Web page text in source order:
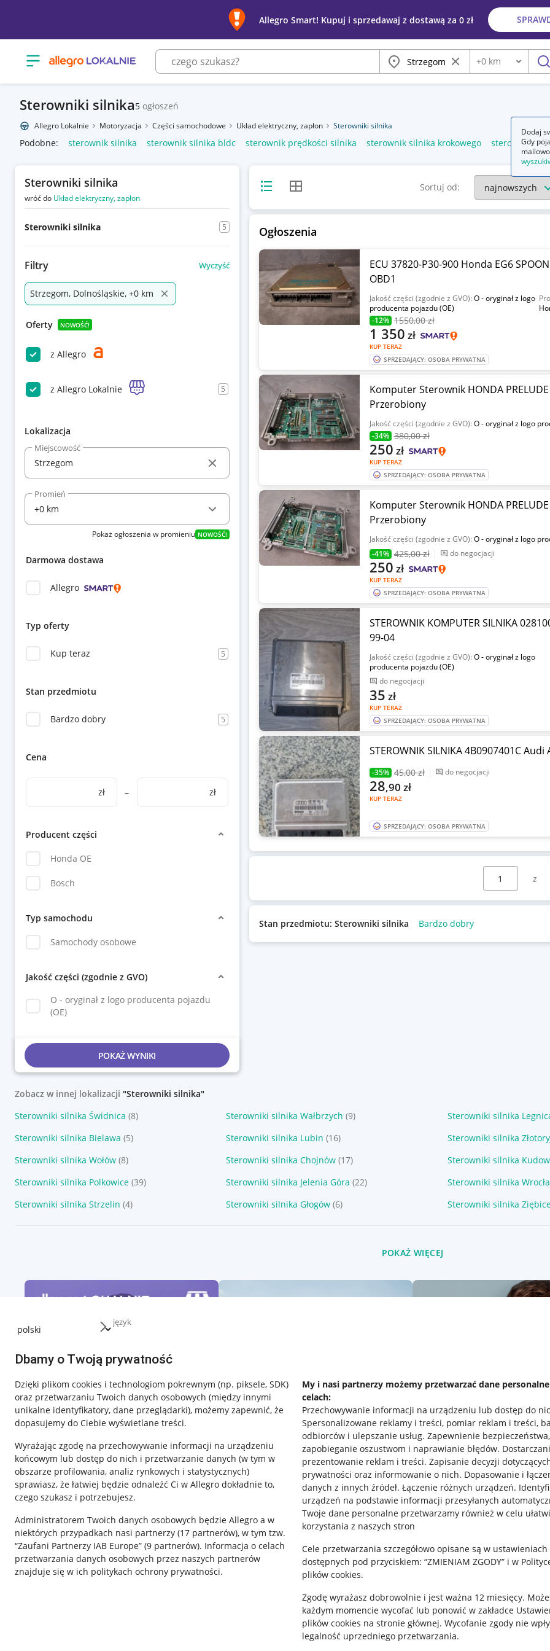
język
Dbamy o Twoją prywatność
Dzięki plikom cookies i technologiom pokrewnym (np. piksele, SDK)
oraz przetwarzaniu Twoich danych osobowych (między innymi
unikalne identyfikatory, dane przeglądarki), możemy zapewnić, że
dopasujemy do Ciebie wyświetlane treści.
Wyrażając zgodę na przechowywanie informacji na urządzeniu
końcowym lub dostęp do nich i przetwarzanie danych (w tym w
obszarze profilowania, analiz rynkowych i statystycznych)
sprawiasz, że łatwiej będzie odnaleźć Ci w Allegro dokładnie to,
czego szukasz i potrzebujesz.
Administratorem Twoich danych osobowych będzie Allegro a w
niektórych przypadkach nasi partnerzy (17 partnerów), w tym tzw.
“Zaufani Partnerzy IAB Europe” (9 partnerów). Informacja o celach
przetwarzania danych osobowych przez naszych partnerów
znajduje się w ich politykach ochrony prywatności.
My i nasi partnerzy możemy przetwarzać dane
celach:
Przechowywanie informacji na urządzeniu lub dostęp do
Spersonalizowane reklamy i treści, pomiar reklam i treści,
odbiorców i ulepszanie usług. Zapewnienie bezpieczeństwa,
zapobieganie oszustwom i naprawianie błędów.
prezentowanie reklam i treści. Zapisanie decyzji
prywatności oraz informowanie o nich. Dopasowanie i
danych z innych źródeł. Łączenie różnych urządzeń.
urządzeń na podstawie informacji przesyłanych
Twoje dane personalne przetwarzamy również w celu
korzystania z naszych stron
Cele przetwarzania szczegółowo opisane są w ustawieniach
dostępnych pod przyciskiem: “ZMIENIAM ZGODY” i w
plików cookies.
Zgodę wyrażasz dobrowolnie i jest ważna 12 miesięcy.
każdym momencie wycofać lub ponowić w zakładce
plików cookies na stronie głównej. Wycofanie zgody nie
legalność uprzedniego przetwarzania.
Allegro Smart! Kupuj i sprzedawaj z dostawą za 0 zł
Otwórz menu z kategoriami Miasto Wyczyść frazę
Odległość
+0 km
Sterowniki silnika5 ogłoszeń
Allegro Lokalnie Motoryzacja Części samochodowe Układ elektryczny, zapłon Sterowniki silnika
Podobne: sterownik silnika sterownik silnika bldc sterownik prędkości silnika sterownik silnika krokowego sterownik
Sterowniki silnika
wróć do Układ elektryczny, zapłon
Sterowniki silnika 5
Filtry Wyczyść
Strzegom, Dolnośląskie, +0 km
Oferty NOWOŚĆ!
z Allegro
z Allegro Lokalnie 5
Lokalizacja
Miejscowość
Promień
Pokaż ogłoszenia w promieniu NOWOŚĆ!
Darmowa dostawa
Allegro
Typ oferty
Kup teraz 5
Stan przedmiotu
Bardzo dobry 5
Cena
zł – zł
Producent części
Honda OE
Bosch
Typ samochodu
Samochody osobowe
Jakość części (zgodnie z GVO)
O - oryginał z logo producenta pojazdu
(OE)
POKAŻ WYNIKI
Widok listyWidok siatki Sortuj od:
Ogłoszenia
ECU 37820-P30-900 Honda EG6
OBD1
Jakość części (zgodnie z GVO):O - oryginał z logo
producenta pojazdu (OE)
-12% 1550,00 zł
KUP TERAZ
1 350 zł
SPRZEDAJĄCY: OSOBA PRYWATNA
Komputer Sterownik HONDA
Przerobiony
Jakość części (zgodnie z GVO):O - oryginał z logo
-34% 380,00 zł
KUP TERAZ
250 zł
SPRZEDAJĄCY: OSOBA PRYWATNA
Komputer Sterownik HONDA
Przerobiony
Jakość części (zgodnie z GVO):O - oryginał z logo
-41% 425,00 zł do negocjacji
KUP TERAZ
250 zł
SPRZEDAJĄCY: OSOBA PRYWATNA
STEROWNIK KOMPUTER SILNIKA
99-04
Jakość części (zgodnie z GVO):O - oryginał z logo
producenta pojazdu (OE)
do negocjacji
KUP TERAZ
35 zł
SPRZEDAJĄCY: OSOBA PRYWATNA
STEROWNIK SILNIKA 4B0907401C Audi
-35% 45,00 zł do negocjacji
KUP TERAZ
28,90 zł
SPRZEDAJĄCY: OSOBA PRYWATNA
Wybierz stronę:
z
Stan przedmiotu: Sterowniki silnika Bardzo dobry
Zobacz w innej lokalizacji "Sterowniki silnika"
Sterowniki silnika Świdnica (8) Sterowniki silnika Wałbrzych (9) Sterowniki silnika
Sterowniki silnika Bielawa (5) Sterowniki silnika Lubin (16) Sterowniki silnika
Sterowniki silnika Wołów (8) Sterowniki silnika Chojnów (17) Sterowniki silnika
Sterowniki silnika Polkowice (39) Sterowniki silnika Jelenia Góra (22) Sterowniki silnika
Sterowniki silnika Strzelin (4) Sterowniki silnika Głogów (6) Sterowniki silnika
POKAŻ WIĘCEJ
Przydatne informacje
Jak to działa
Napisz do nas
Allegro Gadane dla sprzedających
Regulamin
Polityka plików "cookies"
Ustawienia plików "cookies"
Udostępnianie lokalizacji
Informacje dla Aktu o Usługach Cyfrowych
Pobierz aplikację
Dodaj
Gdy